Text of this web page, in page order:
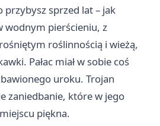
przybysz sprzed lat – jak
wodnym pierścieniu, z
roślinnością i wieżą,
Pałac miał w sobie coś
uroku. Trojan
zaniedbanie, które w jego
piękna.